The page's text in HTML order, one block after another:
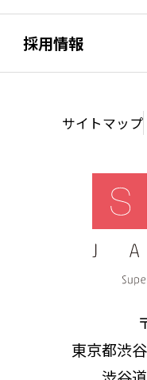
会社概要
採用情報
サイトマップ
東京都渋